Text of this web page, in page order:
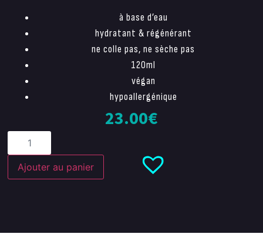
à base d’eau
hydratant & régénérant
ne colle pas, ne sèche pas
120ml
végan
hypoallergénique
23.00€
Ajouter au panier